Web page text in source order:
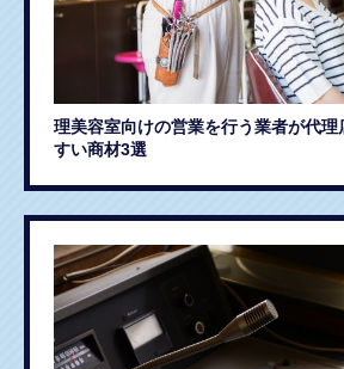
理美容室向けの営業を行う業者が代理
すい商材3選